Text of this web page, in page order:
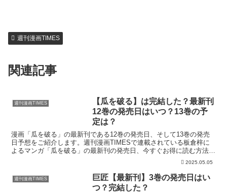
週刊漫画TIMES
関連記事
週刊漫画TIMES
【瓜を破る】は完結した？最新刊
12巻の発売日はいつ？13巻の予
定は？
漫画「瓜を破る」の最新刊である12巻の発売日、そして13巻の発売
日予想をご紹介します。週刊漫画TIMESで連載されている板倉梓に
よるマンガ「瓜を破る」の最新刊の発売日、今すぐお得に読む方法は
2025.05.05
週刊漫画TIMES
巨匠【最新刊】3巻の発売日はい
つ？完結した？